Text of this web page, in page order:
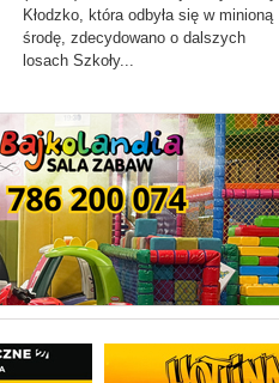
Kłodzko, która odbyła się w minioną
środę, zdecydowano o dalszych
losach Szkoły...